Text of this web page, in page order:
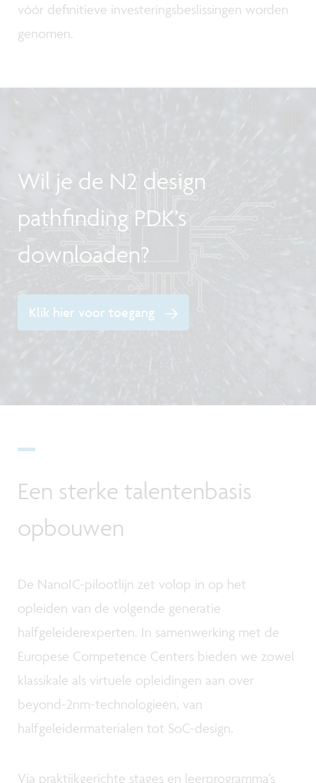
vóór definitieve investeringsbeslissingen worden
genomen.
Wil je de N2 design
pathfinding PDK’s
downloaden?
Klik hier voor toegang
Een sterke talentenbasis
opbouwen
De NanoIC-pilootlijn zet volop in op het
opleiden van de volgende generatie
halfgeleiderexperten. In samenwerking met de
Europese Competence Centers bieden we zowel
klassikale als virtuele opleidingen aan over
beyond-2nm-technologieën, van
halfgeleidermaterialen tot SoC-design.
Via praktijkgerichte stages en leerprogramma’s